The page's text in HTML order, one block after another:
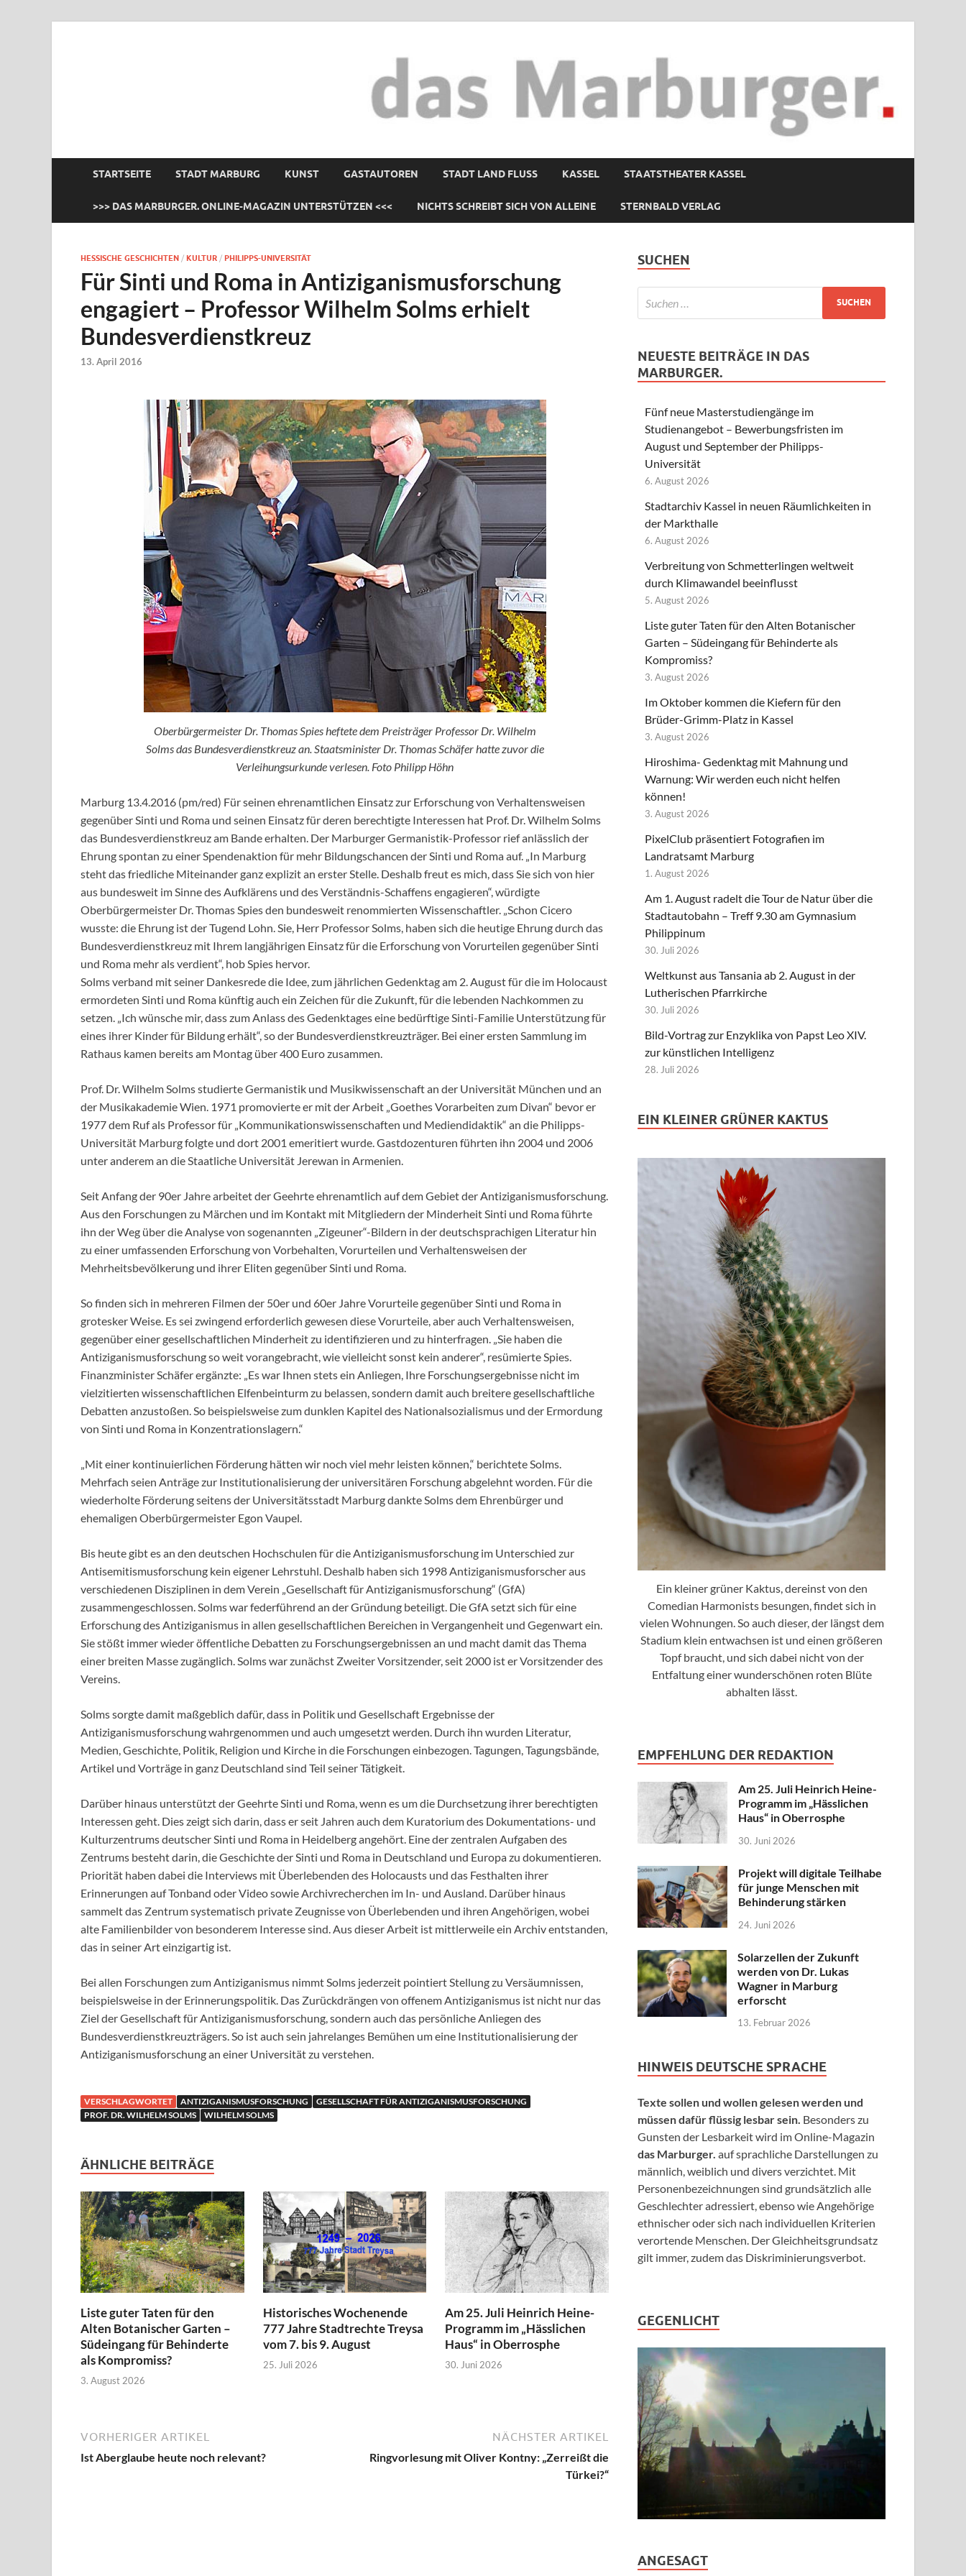
STARTSEITE STADT MARBURG KUNST GASTAUTOREN STADT LAND FLUSS KASSEL STAATSTHEATER KASSEL
>>> DAS MARBURGER. ONLINE-MAGAZIN UNTERSTÜTZEN <<< NICHTS SCHREIBT SICH VON ALLEINE STERNBALD VERLAG
HESSISCHE GESCHICHTEN / KULTUR / PHILIPPS-UNIVERSITÄT
Für Sinti und Roma in Antiziganismusforschung
engagiert – Professor Wilhelm Solms erhielt
Bundesverdienstkreuz
13. April 2016
Oberbürgermeister Dr. Thomas Spies heftete dem Preisträger Professor Dr. Wilhelm
Solms das Bundesverdienstkreuz an. Staatsminister Dr. Thomas Schäfer hatte zuvor die
Verleihungsurkunde verlesen. Foto Philipp Höhn
Marburg 13.4.2016 (pm/red) Für seinen ehrenamtlichen Einsatz zur Erforschung von Verhaltensweisen
gegenüber Sinti und Roma und seinen Einsatz für deren berechtigte Interessen hat Prof. Dr. Wilhelm Solms
das Bundesverdienstkreuz am Bande erhalten. Der Marburger Germanistik-Professor rief anlässlich der
Ehrung spontan zu einer Spendenaktion für mehr Bildungschancen der Sinti und Roma auf. „In Marburg
steht das friedliche Miteinander ganz explizit an erster Stelle. Deshalb freut es mich, dass Sie sich von hier
aus bundesweit im Sinne des Aufklärens und des Verständnis-Schaffens engagieren“, würdigte
Oberbürgermeister Dr. Thomas Spies den bundesweit renommierten Wissenschaftler. „Schon Cicero
wusste: die Ehrung ist der Tugend Lohn. Sie, Herr Professor Solms, haben sich die heutige Ehrung durch das
Bundesverdienstkreuz mit Ihrem langjährigen Einsatz für die Erforschung von Vorurteilen gegenüber Sinti
und Roma mehr als verdient“, hob Spies hervor.
Solms verband mit seiner Dankesrede die Idee, zum jährlichen Gedenktag am 2. August für die im Holocaust
ermordeten Sinti und Roma künftig auch ein Zeichen für die Zukunft, für die lebenden Nachkommen zu
setzen. „Ich wünsche mir, dass zum Anlass des Gedenktages eine bedürftige Sinti-Familie Unterstützung für
eines ihrer Kinder für Bildung erhält“, so der Bundesverdienstkreuzträger. Bei einer ersten Sammlung im
Rathaus kamen bereits am Montag über 400 Euro zusammen.
Prof. Dr. Wilhelm Solms studierte Germanistik und Musikwissenschaft an der Universität München und an
der Musikakademie Wien. 1971 promovierte er mit der Arbeit „Goethes Vorarbeiten zum Divan“ bevor er
1977 dem Ruf als Professor für „Kommunikationswissenschaften und Mediendidaktik“ an die Philipps-
Universität Marburg folgte und dort 2001 emeritiert wurde. Gastdozenturen führten ihn 2004 und 2006
unter anderem an die Staatliche Universität Jerewan in Armenien.
Seit Anfang der 90er Jahre arbeitet der Geehrte ehrenamtlich auf dem Gebiet der Antiziganismusforschung.
Aus den Forschungen zu Märchen und im Kontakt mit Mitgliedern der Minderheit Sinti und Roma führte
ihn der Weg über die Analyse von sogenannten „Zigeuner“-Bildern in der deutschsprachigen Literatur hin
zu einer umfassenden Erforschung von Vorbehalten, Vorurteilen und Verhaltensweisen der
Mehrheitsbevölkerung und ihrer Eliten gegenüber Sinti und Roma.
So finden sich in mehreren Filmen der 50er und 60er Jahre Vorurteile gegenüber Sinti und Roma in
grotesker Weise. Es sei zwingend erforderlich gewesen diese Vorurteile, aber auch Verhaltensweisen,
gegenüber einer gesellschaftlichen Minderheit zu identifizieren und zu hinterfragen. „Sie haben die
Antiziganismusforschung so weit vorangebracht, wie vielleicht sonst kein anderer“, resümierte Spies.
Finanzminister Schäfer ergänzte: „Es war Ihnen stets ein Anliegen, Ihre Forschungsergebnisse nicht im
vielzitierten wissenschaftlichen Elfenbeinturm zu belassen, sondern damit auch breitere gesellschaftliche
Debatten anzustoßen. So beispielsweise zum dunklen Kapitel des Nationalsozialismus und der Ermordung
von Sinti und Roma in Konzentrationslagern.“
„Mit einer kontinuierlichen Förderung hätten wir noch viel mehr leisten können,“ berichtete Solms.
Mehrfach seien Anträge zur Institutionalisierung der universitären Forschung abgelehnt worden. Für die
wiederholte Förderung seitens der Universitätsstadt Marburg dankte Solms dem Ehrenbürger und
ehemaligen Oberbürgermeister Egon Vaupel.
Bis heute gibt es an den deutschen Hochschulen für die Antiziganismusforschung im Unterschied zur
Antisemitismusforschung kein eigener Lehrstuhl. Deshalb haben sich 1998 Antiziganismusforscher aus
verschiedenen Disziplinen in dem Verein „Gesellschaft für Antiziganismusforschung“ (GfA)
zusammengeschlossen. Solms war federführend an der Gründung beteiligt. Die GfA setzt sich für eine
Erforschung des Antiziganismus in allen gesellschaftlichen Bereichen in Vergangenheit und Gegenwart ein.
Sie stößt immer wieder öffentliche Debatten zu Forschungsergebnissen an und macht damit das Thema
einer breiten Masse zugänglich. Solms war zunächst Zweiter Vorsitzender, seit 2000 ist er Vorsitzender des
Vereins.
Solms sorgte damit maßgeblich dafür, dass in Politik und Gesellschaft Ergebnisse der
Antiziganismusforschung wahrgenommen und auch umgesetzt werden. Durch ihn wurden Literatur,
Medien, Geschichte, Politik, Religion und Kirche in die Forschungen einbezogen. Tagungen, Tagungsbände,
Artikel und Vorträge in ganz Deutschland sind Teil seiner Tätigkeit.
Darüber hinaus unterstützt der Geehrte Sinti und Roma, wenn es um die Durchsetzung ihrer berechtigten
Interessen geht. Dies zeigt sich darin, dass er seit Jahren auch dem Kuratorium des Dokumentations- und
Kulturzentrums deutscher Sinti und Roma in Heidelberg angehört. Eine der zentralen Aufgaben des
Zentrums besteht darin, die Geschichte der Sinti und Roma in Deutschland und Europa zu dokumentieren.
Priorität haben dabei die Interviews mit Überlebenden des Holocausts und das Festhalten ihrer
Erinnerungen auf Tonband oder Video sowie Archivrecherchen im In- und Ausland. Darüber hinaus
sammelt das Zentrum systematisch private Zeugnisse von Überlebenden und ihren Angehörigen, wobei
alte Familienbilder von besonderem Interesse sind. Aus dieser Arbeit ist mittlerweile ein Archiv entstanden,
das in seiner Art einzigartig ist.
Bei allen Forschungen zum Antiziganismus nimmt Solms jederzeit pointiert Stellung zu Versäumnissen,
beispielsweise in der Erinnerungspolitik. Das Zurückdrängen von offenem Antiziganismus ist nicht nur das
Ziel der Gesellschaft für Antiziganismusforschung, sondern auch das persönliche Anliegen des
Bundesverdienstkreuzträgers. So ist auch sein jahrelanges Bemühen um eine Institutionalisierung der
Antiziganismusforschung an einer Universität zu verstehen.
VERSCHLAGWORTET ANTIZIGANISMUSFORSCHUNG
GESELLSCHAFT FÜR ANTIZIGANISMUSFORSCHUNG
PROF. DR. WILHELM SOLMS
WILHELM SOLMS
ÄHNLICHE BEITRÄGE
Liste guter Taten für den
Alten Botanischer Garten –
Südeingang für Behinderte
als Kompromiss?
3. August 2026
Historisches Wochenende
777 Jahre Stadtrechte Treysa
vom 7. bis 9. August
25. Juli 2026
Am 25. Juli Heinrich Heine-
Programm im „Hässlichen
Haus“ in Oberrosphe
30. Juni 2026
VORHERIGER ARTIKEL
Ist Aberglaube heute noch relevant?
NÄCHSTER ARTIKEL
Ringvorlesung mit Oliver Kontny: „Zerreißt die
Türkei?“
SUCHEN
NEUESTE BEITRÄGE IN DAS
MARBURGER.
Fünf neue Masterstudiengänge im
Studienangebot – Bewerbungsfristen im
August und September der Philipps-
Universität
6. August 2026
Stadtarchiv Kassel in neuen Räumlichkeiten in
der Markthalle
6. August 2026
Verbreitung von Schmetterlingen weltweit
durch Klimawandel beeinflusst
5. August 2026
Liste guter Taten für den Alten Botanischer
Garten – Südeingang für Behinderte als
Kompromiss?
3. August 2026
Im Oktober kommen die Kiefern für den
Brüder-Grimm-Platz in Kassel
3. August 2026
Hiroshima- Gedenktag mit Mahnung und
Warnung: Wir werden euch nicht helfen
können!
3. August 2026
PixelClub präsentiert Fotografien im
Landratsamt Marburg
1. August 2026
Am 1. August radelt die Tour de Natur über die
Stadtautobahn – Treff 9.30 am Gymnasium
Philippinum
30. Juli 2026
Weltkunst aus Tansania ab 2. August in der
Lutherischen Pfarrkirche
30. Juli 2026
Bild-Vortrag zur Enzyklika von Papst Leo XIV.
zur künstlichen Intelligenz
28. Juli 2026
EIN KLEINER GRÜNER KAKTUS
Ein kleiner grüner Kaktus, dereinst von den
Comedian Harmonists besungen, findet sich in
vielen Wohnungen. So auch dieser, der längst dem
Stadium klein entwachsen ist und einen größeren
Topf braucht, und sich dabei nicht von der
Entfaltung einer wunderschönen roten Blüte
abhalten lässt.
EMPFEHLUNG DER REDAKTION
Am 25. Juli Heinrich Heine-
Programm im „Hässlichen
Haus“ in Oberrosphe
30. Juni 2026
Projekt will digitale Teilhabe
für junge Menschen mit
Behinderung stärken
24. Juni 2026
Solarzellen der Zukunft
werden von Dr. Lukas
Wagner in Marburg
erforscht
13. Februar 2026
HINWEIS DEUTSCHE SPRACHE
Texte sollen und wollen gelesen werden und
müssen dafür flüssig lesbar sein. Besonders zu
Gunsten der Lesbarkeit wird im Online-Magazin
das Marburger. auf sprachliche Darstellungen zu
männlich, weiblich und divers verzichtet. Mit
Personenbezeichnungen sind grundsätzlich alle
Geschlechter adressiert, ebenso wie Angehörige
ethnischer oder sich nach individuellen Kriterien
verortende Menschen. Der Gleichheitsgrundsatz
gilt immer, zudem das Diskriminierungsverbot.
GEGENLICHT
ANGESAGT